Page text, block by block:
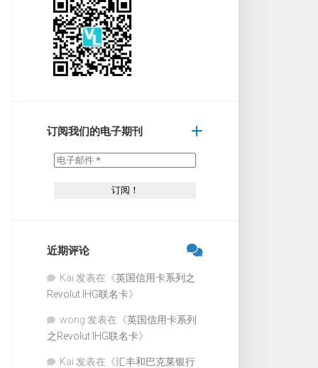
订阅我们的电子期刊
近期评论
Kai 发表在《英国信用卡系列之
Revolut IHG联名卡》
wong 发表在《英国信用卡系列
之Revolut IHG联名卡》
Kai 发表在《汇丰和巴克莱银行